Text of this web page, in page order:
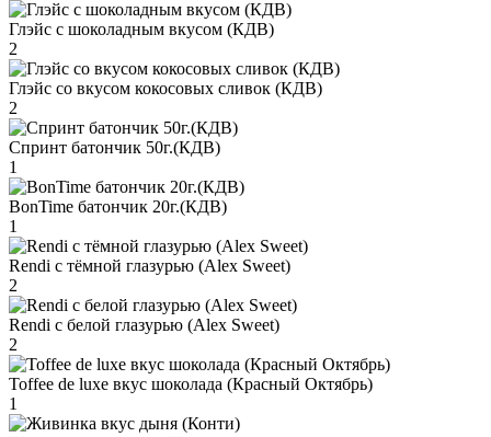
Глэйс с шоколадным вкусом (КДВ)
2
Глэйс со вкусом кокосовых сливок (КДВ)
2
Спринт батончик 50г.(КДВ)
1
BonTime батончик 20г.(КДВ)
1
Rendi с тёмной глазурью (Alex Sweet)
2
Rendi с белой глазурью (Alex Sweet)
2
Toffee de luxe вкус шоколада (Красный Октябрь)
1